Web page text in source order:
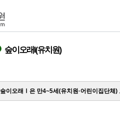
숲이오래I(유치원)
숲이오래Ⅰ은 만4~5세(유치원·어린이집단체)